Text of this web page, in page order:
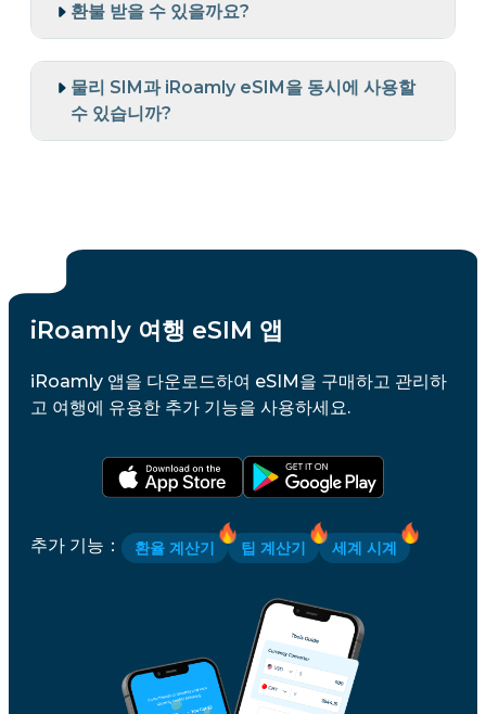
환불 받을 수 있을까요?
물리 SIM과 iRoamly eSIM을 동시에 사용할
수 있습니까?
iRoamly 여행 eSIM 앱
iRoamly 앱을 다운로드하여 eSIM을 구매하고 관리하
고 여행에 유용한 추가 기능을 사용하세요.
추가 기능 ： 환율 계산기 팁 계산기 세계 시계